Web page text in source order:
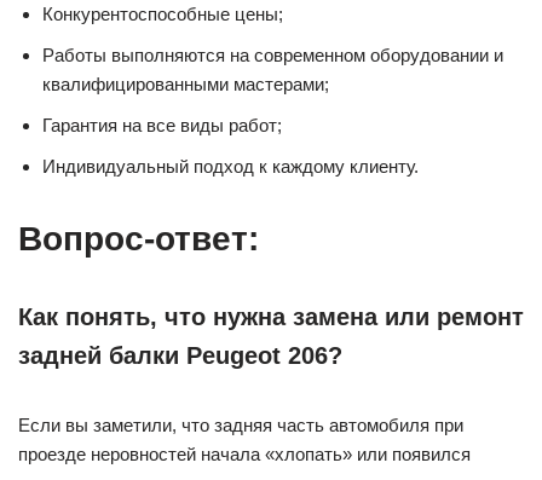
Конкурентоспособные цены;
Работы выполняются на современном оборудовании и
квалифицированными мастерами;
Гарантия на все виды работ;
Индивидуальный подход к каждому клиенту.
Вопрос-ответ:
Как понять, что нужна замена или ремонт
задней балки Peugeot 206?
Если вы заметили, что задняя часть автомобиля при
проезде неровностей начала «хлопать» или появился